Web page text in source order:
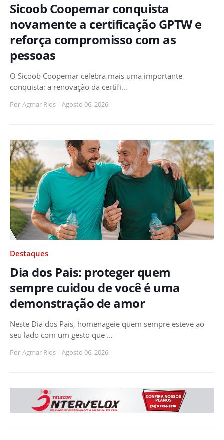
Sicoob Coopemar conquista
novamente a certificação GPTW e
reforça compromisso com as
pessoas
O Sicoob Coopemar celebra mais uma importante
conquista: a renovação da certifi…
Por Agmar Rios - Agosto 06, 2026
Destaques
Dia dos Pais: proteger quem
sempre cuidou de você é uma
demonstração de amor
Neste Dia dos Pais, homenageie quem sempre esteve ao
seu lado com um gesto que …
Por Agmar Rios - Agosto 06, 2026